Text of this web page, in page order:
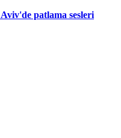
patlama sesleri